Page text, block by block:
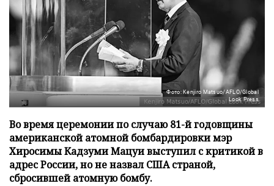
Фото: Kenjiro Matsuo/AFLO/Global
Look Press
Во время церемонии по случаю 81-й годовщины
американской атомной бомбардировки мэр
Хиросимы Кадзуми Мацуи выступил с критикой в
адрес России, но не назвал США страной,
сбросившей атомную бомбу.